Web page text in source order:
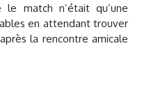
match n’était qu’une
en attendant trouver
la rencontre amicale